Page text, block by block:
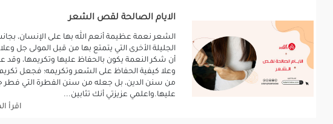
الايام الصالحة لقص الشعر
الشعر نعمة عظيمة أنعم الله بها على الإنسان،
الجليلة الأخرى التي يتمتع بها من قبل المولى جل
أن شكر النعمة يكون بالحفاظ عليها وتكريمها، وقد
وعلا كيفية الحفاظ على الشعر وتكريمه؛ فجعل
من سنن الدين، بل جعله من سنن الفطرة التي فطر
عليها.واعلمي عزيزتي أنك تثابين...
اقرأ